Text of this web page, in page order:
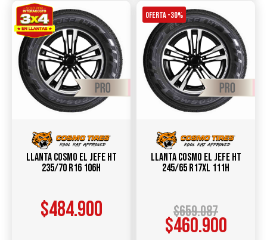
Llanta COSMO EL JEFE HT
235/70 R16 106H
$484.900
OFERTA -30%
Llanta COSMO EL JEFE HT
245/65 R17XL 111H
$659.087
$460.900